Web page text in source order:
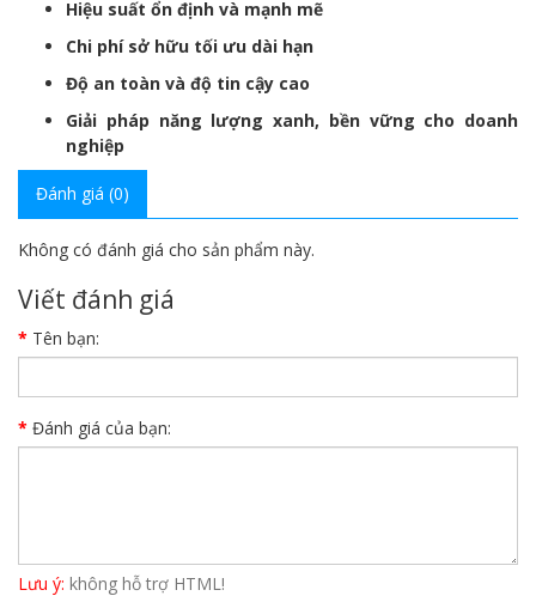
Hiệu suất ổn định và mạnh mẽ
Chi phí sở hữu tối ưu dài hạn
Độ an toàn và độ tin cậy cao
Giải pháp năng lượng xanh, bền vững cho doanh
nghiệp
Đánh giá (0)
Không có đánh giá cho sản phẩm này.
Viết đánh giá
Tên bạn:
Đánh giá của bạn:
Lưu ý: không hỗ trợ HTML!